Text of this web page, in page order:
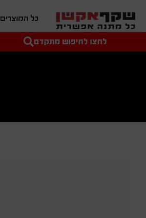
כל המוצרים
טקסט חופשי לחיפוש מחיר מיני'לחצו לחיפוש מתקדם